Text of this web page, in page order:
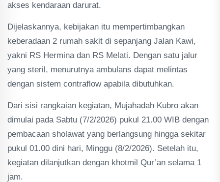
akses kendaraan darurat.
Dijelaskannya, kebijakan itu mempertimbangkan
keberadaan 2 rumah sakit di sepanjang Jalan Kawi,
yakni RS Hermina dan RS Melati. Dengan satu jalur
yang steril, menurutnya ambulans dapat melintas
dengan sistem contraflow apabila dibutuhkan.
Dari sisi rangkaian kegiatan, Mujahadah Kubro akan
dimulai pada Sabtu (7/2/2026) pukul 21.00 WIB dengan
pembacaan sholawat yang berlangsung hingga sekitar
pukul 01.00 dini hari, Minggu (8/2/2026). Setelah itu,
kegiatan dilanjutkan dengan khotmil Qur’an selama 1
jam.